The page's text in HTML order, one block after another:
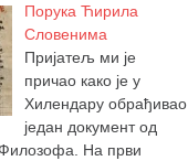
Порука Ћирила
Словенима
Пријатељ ми је
причао како је у
Хилендару обрађивао
један документ од
На први